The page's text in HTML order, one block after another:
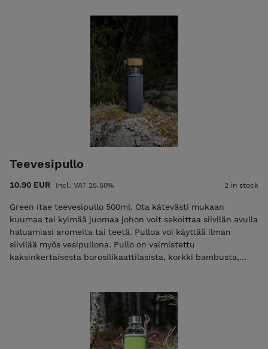
Teevesipullo
10.90 EUR Incl. VAT 25.50% 2 in stock
Green itae teevesipullo 500ml. Ota kätevästi mukaan
kuumaa tai kylmää juomaa johon voit sekoittaa siivilän avulla
haluamiasi aromeita tai teetä. Pulloa voi käyttää ilman
siivilää myös vesipullona. Pullo on valmistettu
kaksinkertaisesta borosilikaattilasista, korkki bambusta,
astianpesukoneessa tai käsin. Korkeus 25,5cm ja halkaisija